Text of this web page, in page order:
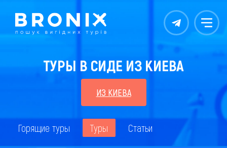
Контакты Меню
ТУРЫ В СИДЕ ИЗ КИЕВА
ИЗ КИЕВА
Горящие туры Туры Статьи